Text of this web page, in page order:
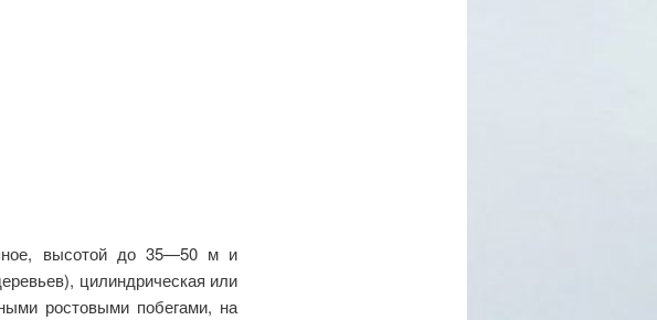
высотой до 35—50 м и
цилиндрическая или
ростовыми побегами, на